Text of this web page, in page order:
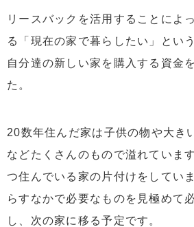
リースバックを活用することによ
る「現在の家で暮らしたい」とい
自分達の新しい家を購入する資金
た。
20数年住んだ家は子供の物や大き
などたくさんのもので溢れていま
つ住んでいる家の片付けをしてい
らすなかで必要なものを見極めて
し、次の家に移る予定です。